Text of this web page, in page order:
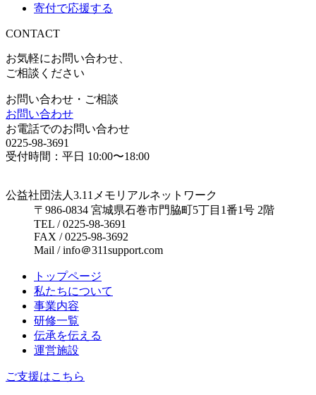
寄付で応援する
CONTACT
お気軽にお問い合わせ、
ご相談ください
お問い合わせ・ご相談
お問い合わせ
お電話でのお問い合わせ
0225-98-3691
受付時間：平日 10:00〜18:00
公益社団法人3.11メモリアルネットワーク
〒986-0834 宮城県石巻市門脇町5丁目1番1号 2階
TEL / 0225-98-3691
FAX / 0225-98-3692
Mail / info＠311support.com
トップページ
私たちについて
事業内容
研修一覧
伝承を伝える
運営施設
ご支援はこちら